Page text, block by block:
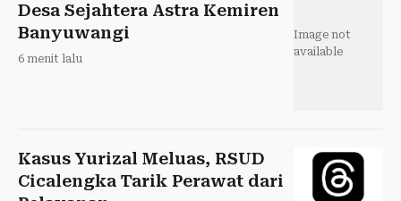
Desa Sejahtera Astra Kemiren
Banyuwangi
6 menit lalu
Image not
available
Kasus Yurizal Meluas, RSUD
Cicalengka Tarik Perawat dari